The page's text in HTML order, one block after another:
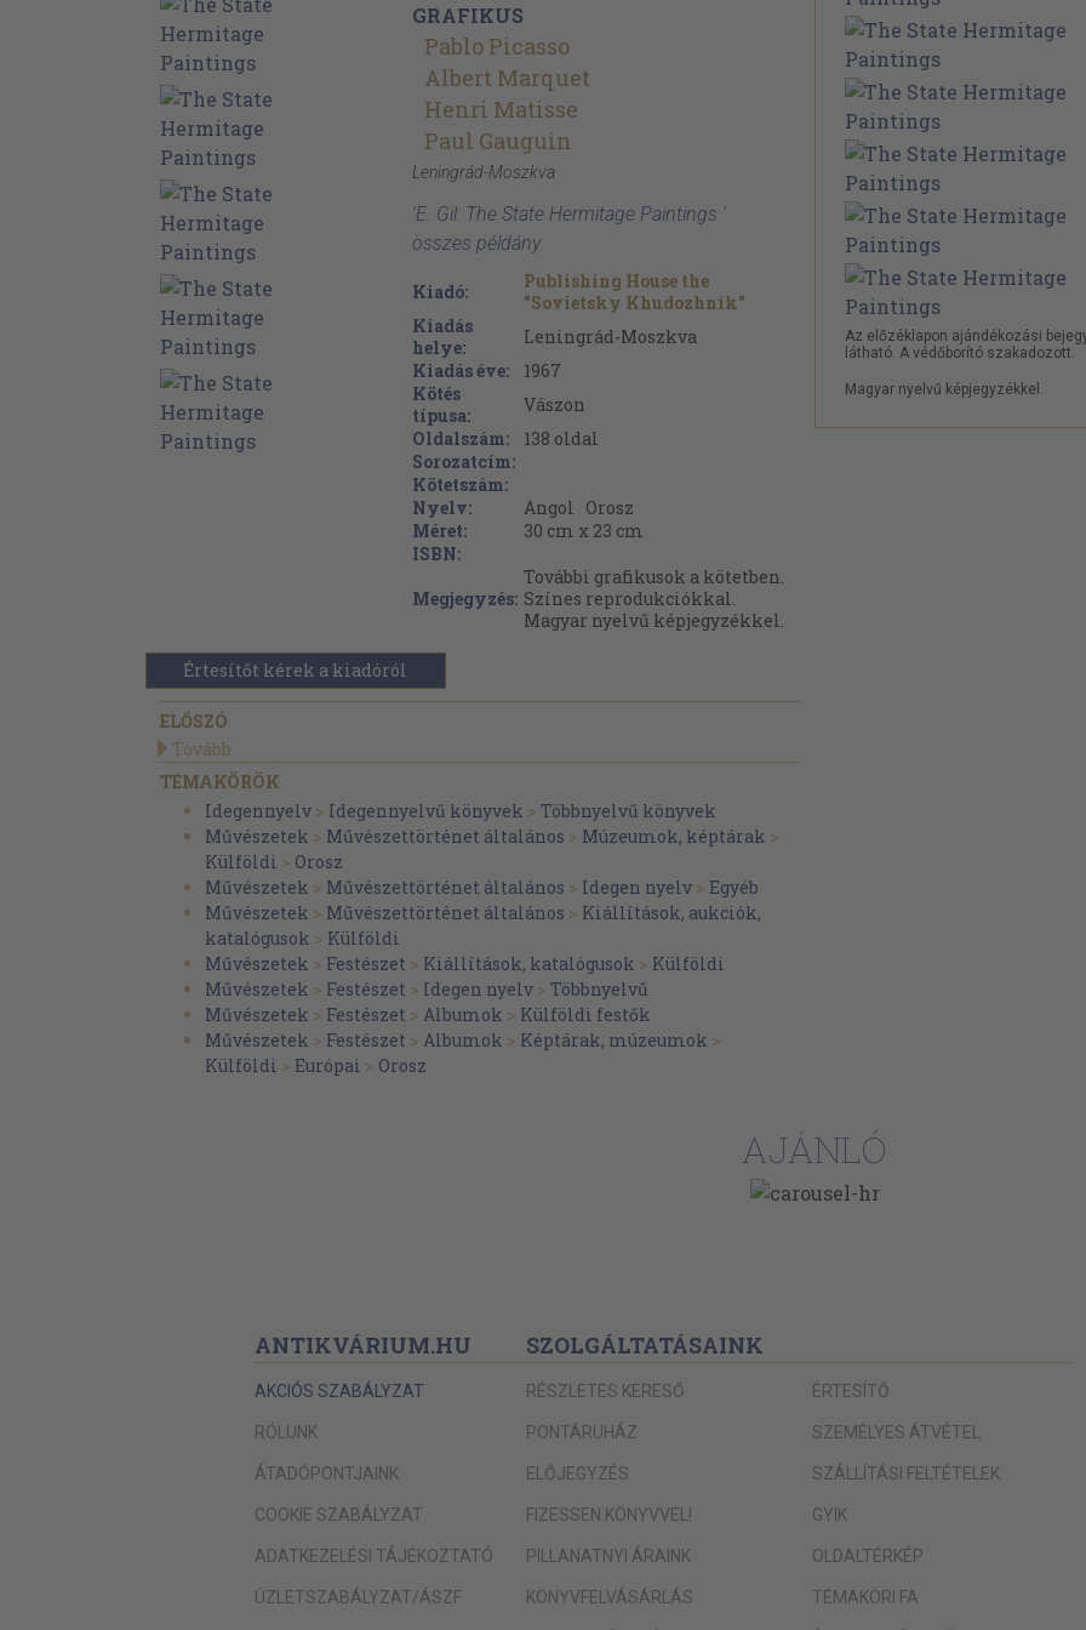
GRAFIKUS
Pablo Picasso
Albert Marquet
Henri Matisse
Paul Gauguin
Leningrád-Moszkva
'E. Gil: The State Hermitage Paintings '
összes példány
Kiadó:
Publishing House the
"Sovietsky Khudozhnik"
Kiadás
helye:
Leningrád-Moszkva
Kiadás éve:
1967
Kötés
típusa:
Vászon
Oldalszám:
138 oldal
Sorozatcím:
Kötetszám:
Nyelv:
Angol Orosz
Méret:
30 cm x 23 cm
ISBN:
Megjegyzés:
További grafikusok a kötetben.
Színes reprodukciókkal.
Magyar nyelvű képjegyzékkel.
Értesítőt kérek a kiadóról
ELŐSZÓ
Tovább
TÉMAKÖRÖK
Idegennyelv > Idegennyelvű könyvek > Többnyelvű könyvek
Művészetek > Művészettörténet általános > Múzeumok, képtárak >
Külföldi > Orosz
Művészetek > Művészettörténet általános > Idegen nyelv > Egyéb
Művészetek > Művészettörténet általános > Kiállítások, aukciók,
katalógusok > Külföldi
Művészetek > Festészet > Kiállítások, katalógusok > Külföldi
Művészetek > Festészet > Idegen nyelv > Többnyelvű
Művészetek > Festészet > Albumok > Külföldi festők
Művészetek > Festészet > Albumok > Képtárak, múzeumok >
Külföldi > Európai > Orosz
Az előzéklapon ajándékozási
látható. A védőborító szakadozott.
Magyar nyelvű képjegyzékkel.
AJÁNLÓ
ANTIKVÁRIUM.HU
AKCIÓS SZABÁLYZAT
RÓLUNK
ÁTADÓPONTJAINK
COOKIE SZABÁLYZAT
ADATKEZELÉSI TÁJÉKOZTATÓ
ÜZLETSZABÁLYZAT/ÁSZF
SZOLGÁLTATÁSAINK
RÉSZLETES KERESŐ
PONTÁRUHÁZ
ELŐJEGYZÉS
FIZESSEN KÖNYVVEL!
PILLANATNYI ÁRAINK
KÖNYVFELVÁSÁRLÁS
ÉRTESÍTŐ
SZEMÉLYES ÁTVÉTEL
SZÁLLÍTÁSI FELTÉTELEK
GYIK
OLDALTÉRKÉP
TÉMAKÖRI FA